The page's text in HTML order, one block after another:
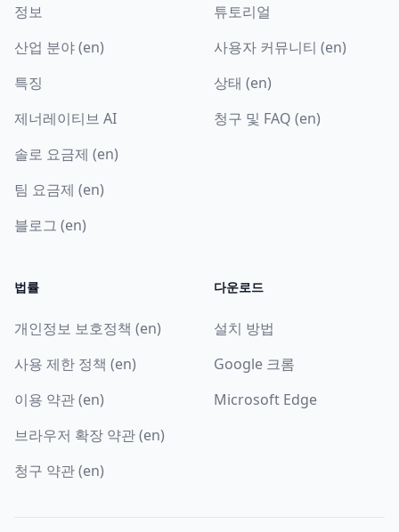
정보
산업 분야 (en)
특징
제너레이티브 AI
솔로 요금제 (en)
팀 요금제 (en)
블로그 (en)
튜토리얼
사용자 커뮤니티 (en)
상태 (en)
청구 및 FAQ (en)
법률
개인정보 보호정책 (en)
사용 제한 정책 (en)
이용 약관 (en)
브라우저 확장 약관 (en)
청구 약관 (en)
다운로드
설치 방법
Google 크롬
Microsoft Edge